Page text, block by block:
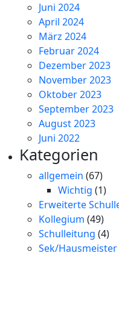
Juni 2024
April 2024
März 2024
Februar 2024
Dezember 2023
November 2023
Oktober 2023
September 2023
August 2023
Juni 2022
Kategorien
allgemein (67)
Wichtig (1)
Erweiterte
Kollegium (49)
Schulleitung (4)
Sek/Hausmeister